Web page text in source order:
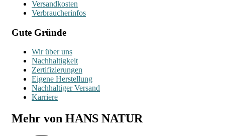
Versandkosten
Verbraucherinfos
Gute Gründe
Wir über uns
Nachhaltigkeit
Zertifizierungen
Eigene Herstellung
Nachhaltiger Versand
Karriere
Mehr von HANS NATUR